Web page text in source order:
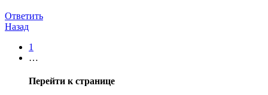
Ответить
Назад
1
…
Перейти к странице